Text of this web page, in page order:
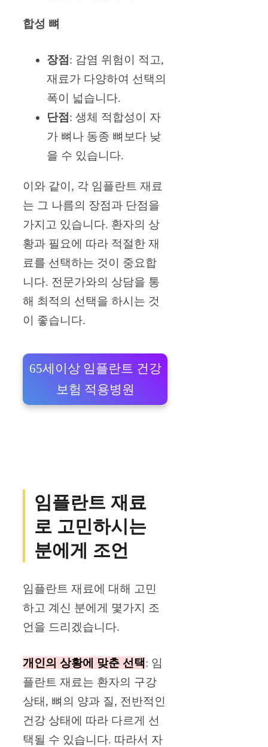
합성 뼈
장점 : 감염 위험이 적고,
재료가 다양하여 선택의
폭이 넓습니다.
단점 : 생체 적합성이 자
가 뼈나 동종 뼈보다 낮
을 수 있습니다.
이와 같이, 각 임플란트 재료
는 그 나름의 장점과 단점을
가지고 있습니다. 환자의 상
황과 필요에 따라 적절한 재
료를 선택하는 것이 중요합
니다. 전문가와의 상담을 통
해 최적의 선택을 하시는 것
이 좋습니다.
65세이상 임플란트 건강
보험 적용병원
임플란트 재료
로 고민하시는
분에게 조언
임플란트 재료에 대해 고민
하고 계신 분에게 몇가지 조
언을 드리겠습니다.
개인의 상황에 맞춘 선택: 임
플란트 재료는 환자의 구강
상태, 뼈의 양과 질, 전반적인
건강 상태에 따라 다르게 선
택될 수 있습니다. 따라서 자